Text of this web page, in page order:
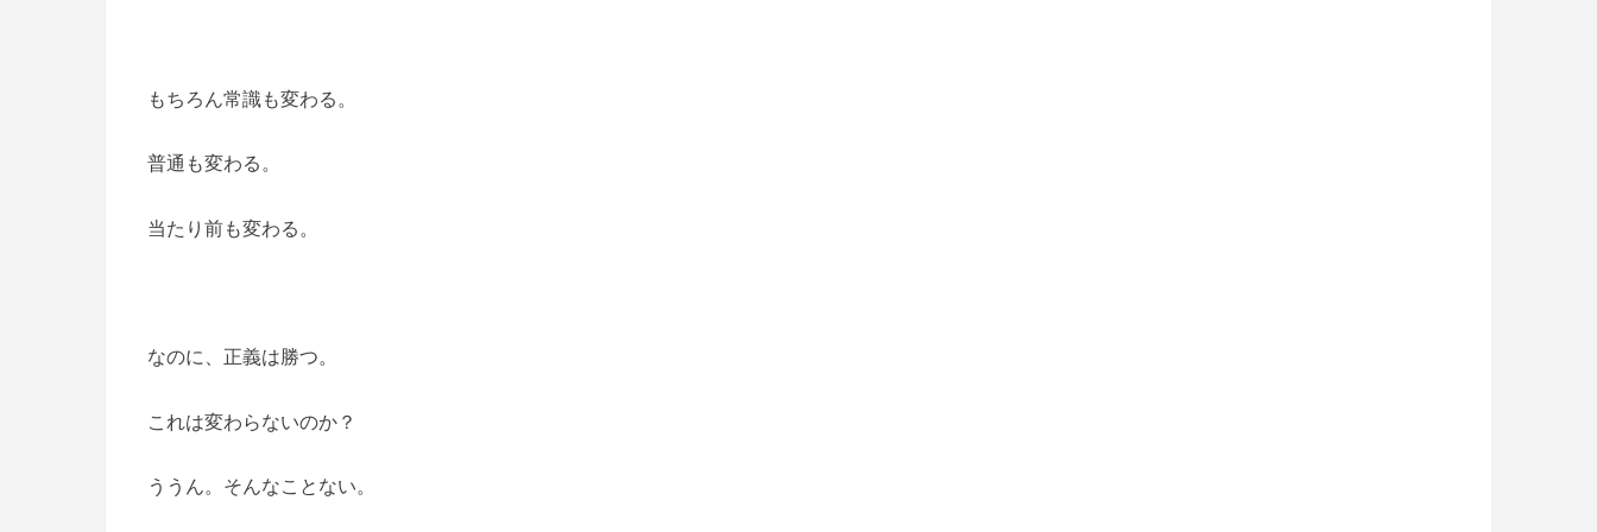
もちろん常識も変わる。
普通も変わる。
当たり前も変わる。
なのに、正義は勝つ。
これは変わらないのか？
ううん。そんなことない。